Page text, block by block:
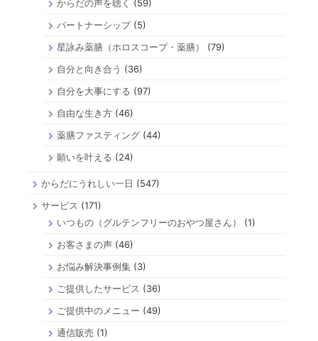
からだの声を聴く
(59)
パートナーシップ(5)
星詠み薬膳（ホロスコープ・薬膳）
(79)
自分と向き合う (36)
自分を大事にする (97)
自由な生き方 (46)
薬膳ファスティング (44)
願いを叶える (24)
からだにうれしい一日 (547)
サービス (171)
いつもの（グルテンフリーのおやつ屋さん）
(1)
お客さまの声 (46)
お悩み解決事例集 (3)
ご提供したサービス (36)
ご提供中のメニュー (49)
通信販売 (1)